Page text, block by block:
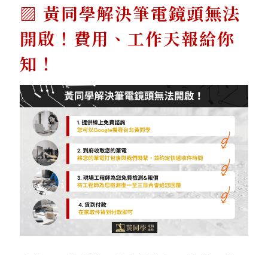
黃同學解決筆電鏡頭無法
開啟！費用、工作天報給你
知！